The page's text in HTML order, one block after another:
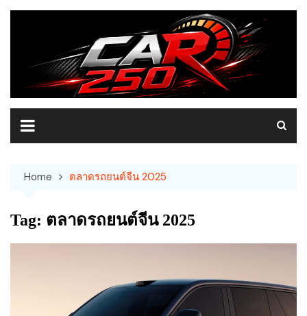
Skip
Home ตลาดรถยนต์จีน 2025
Tag: ตลาดรถยนต์จีน 2025